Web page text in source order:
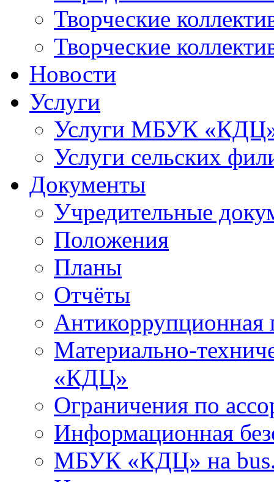
Творческие
Творческие
Новости
Услуги
Услуги МБУК
Услуги сельских
Документы
Учредительные
Положения
Планы
Отчёты
Антикоррупционная
Материально-
«КДЦ»
Ограничения по
Информационная
МБУК «КДЦ» на